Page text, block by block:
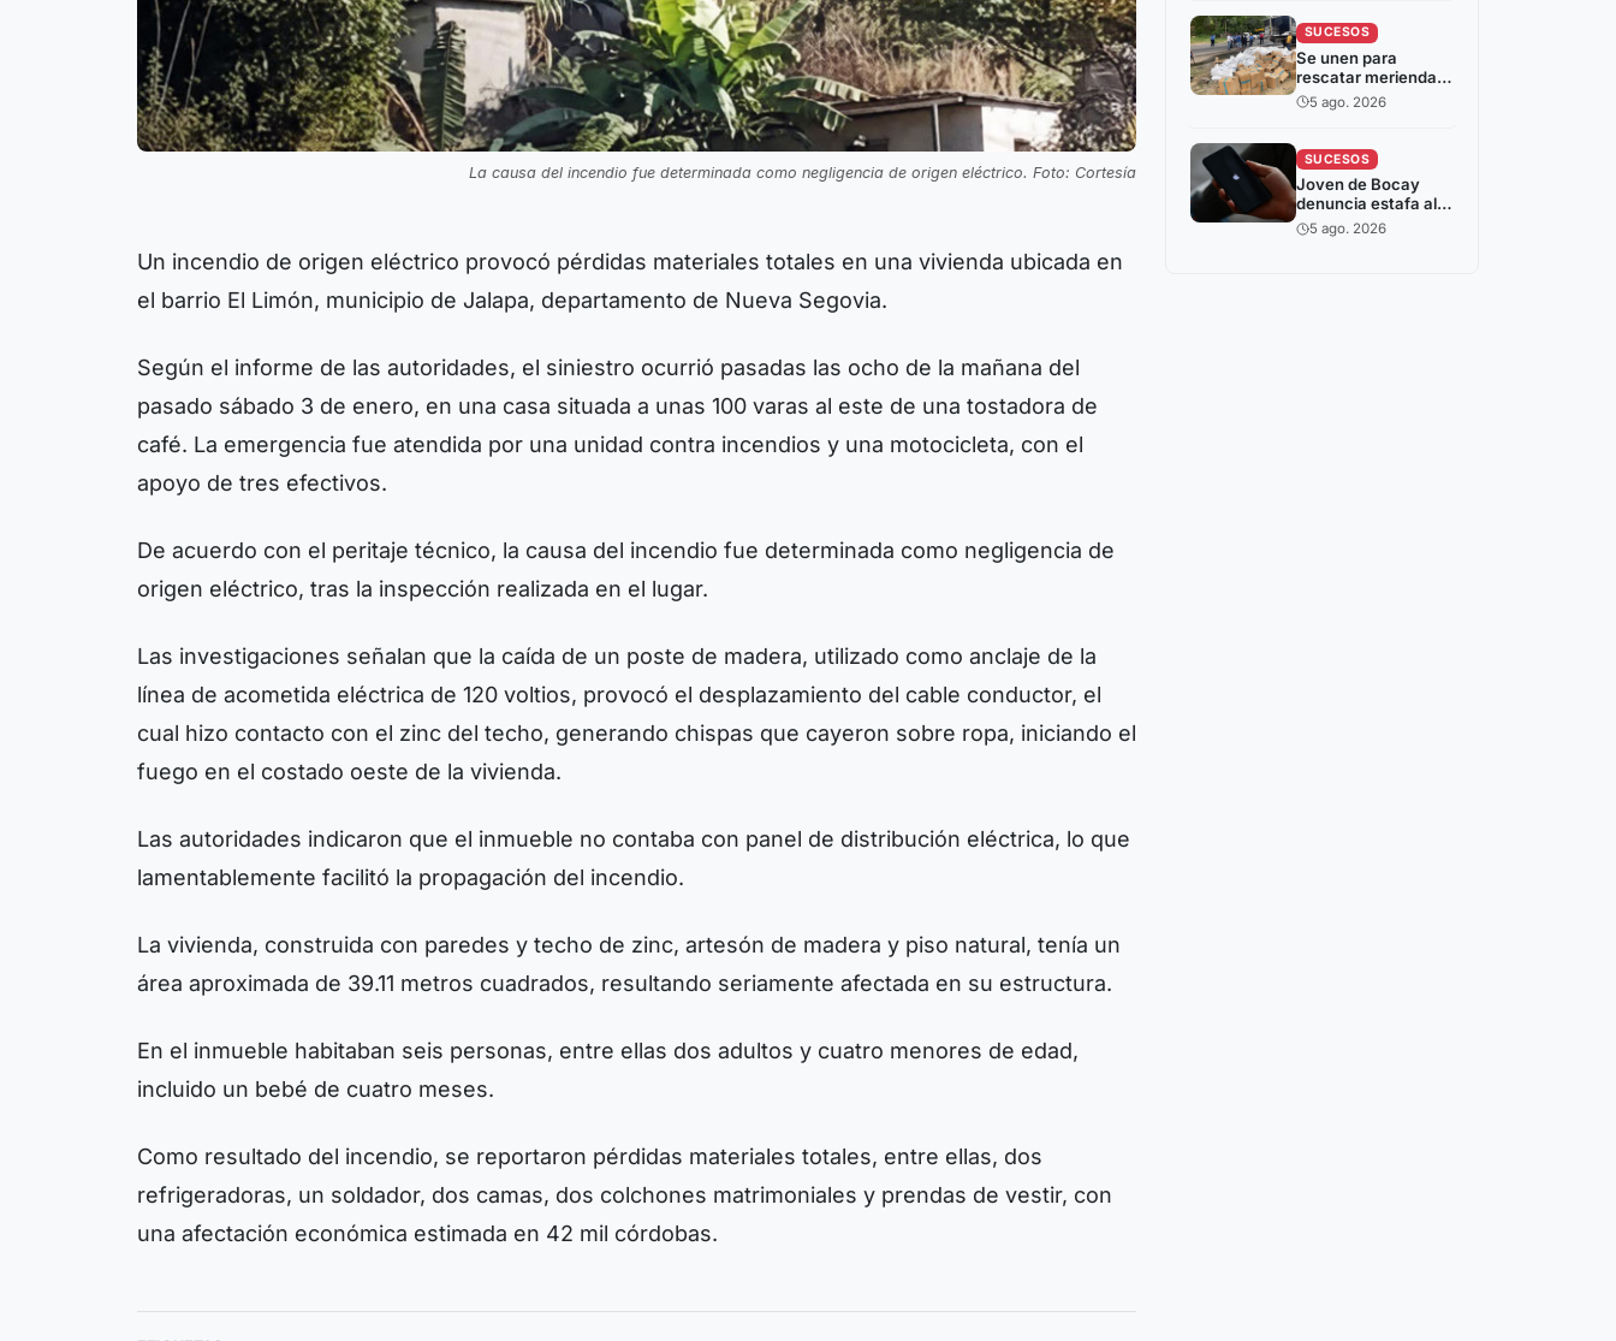
La causa del incendio fue determinada como negligencia de origen eléctrico. Foto: Cortesía
Un incendio de origen eléctrico provocó pérdidas materiales totales en una vivienda ubicada en
el barrio El Limón, municipio de Jalapa, departamento de Nueva Segovia.
Según el informe de las autoridades, el siniestro ocurrió pasadas las ocho de la mañana del
pasado sábado 3 de enero, en una casa situada a unas 100 varas al este de una tostadora de
café. La emergencia fue atendida por una unidad contra incendios y una motocicleta, con el
apoyo de tres efectivos.
De acuerdo con el peritaje técnico, la causa del incendio fue determinada como negligencia de
origen eléctrico, tras la inspección realizada en el lugar.
Las investigaciones señalan que la caída de un poste de madera, utilizado como anclaje de la
línea de acometida eléctrica de 120 voltios, provocó el desplazamiento del cable conductor, el
cual hizo contacto con el zinc del techo, generando chispas que cayeron sobre ropa, iniciando el
fuego en el costado oeste de la vivienda.
Las autoridades indicaron que el inmueble no contaba con panel de distribución eléctrica, lo que
lamentablemente facilitó la propagación del incendio.
La vivienda, construida con paredes y techo de zinc, artesón de madera y piso natural, tenía un
área aproximada de 39.11 metros cuadrados, resultando seriamente afectada en su estructura.
En el inmueble habitaban seis personas, entre ellas dos adultos y cuatro menores de edad,
incluido un bebé de cuatro meses.
Como resultado del incendio, se reportaron pérdidas materiales totales, entre ellas, dos
refrigeradoras, un soldador, dos camas, dos colchones matrimoniales y prendas de vestir, con
una afectación económica estimada en 42 mil córdobas.
SUCESOS
Se unen para
rescatar merienda
escolar durante
incendio de camión
5 ago. 2026
SUCESOS
Joven de Bocay
denuncia estafa al
intentar comprar un
iPhone por
5 ago. 2026